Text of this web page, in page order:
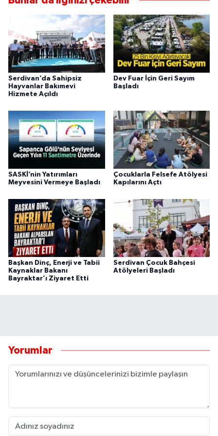
Serdivan’da Sahipsiz
Hayvanlar Bakımevi
Hizmete Açıldı
Dev Fuar İçin Geri Sayım
Başladı
SASKİ’nin Yatırımları
Meyvesini Vermeye Başladı
Çocuklarla Felsefe Atölyesi
Kapılarını Açtı
Başkan Dinç, Enerji ve Tabii
Kaynaklar Bakanı
Bayraktar’ı Ziyaret Etti
Serdivan Çocuk Bahçesi
Atölyeleri Başladı
Yorumlar